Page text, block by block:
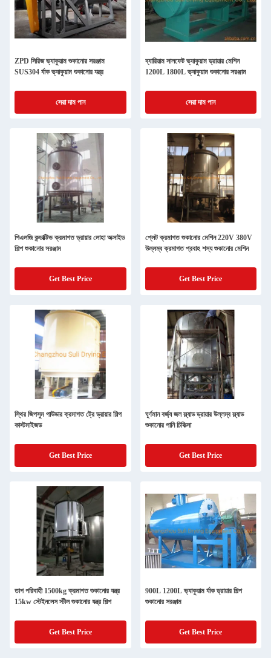
ZPD সিরিজ ভ্যাকুয়াম শুকানোর সরঞ্জাম
SUS304 র্যাক ভ্যাকুয়াম শুকানোর যন্ত্র
সেরা দাম পান
ব্যারিয়াম সালফেট ভ্যাকুয়াম ড্রায়ার মেশিন
1200L 1800L ভ্যাকুয়াম শুকানোর সরঞ্জাম
সেরা দাম পান
পিএলজি কন্ডাক্টিভ ক্রমাগত ড্রায়ার লোহা অক্সাইড
শিল্প শুকানোর সরঞ্জাম
Get Best Price
প্লেট ক্রমাগত শুকানোর মেশিন 220V 380V
উল্লম্ব ক্রমাগত প্রবাহ শস্য শুকানোর মেশিন
Get Best Price
স্থির জিপসুম পাউডার ক্রমাগত ট্রে ড্রায়ার শিল্প
কাস্টমাইজড
Get Best Price
ঘূর্ণমান বর্জ্য জল স্ল্যাড ড্রায়ার উল্লম্ব স্ল্যাড
শুকানোর পানি চিকিত্সা
Get Best Price
তাপ পরিবাহী 1500kg ক্রমাগত শুকানোর যন্ত্র
15kw স্টেইনলেস স্টীল শুকানোর যন্ত্র শিল্প
Get Best Price
900L 1200L ভ্যাকুয়াম র্যাক ড্রায়ার শিল্প
শুকানোর সরঞ্জাম
Get Best Price